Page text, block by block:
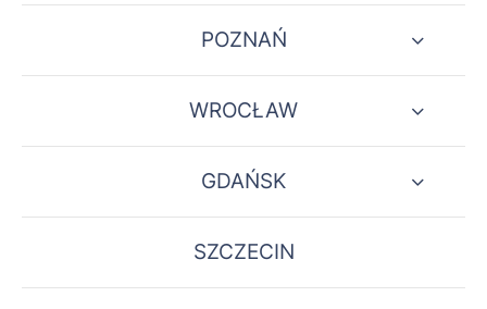
POZNAŃ
WROCŁAW
GDAŃSK
SZCZECIN